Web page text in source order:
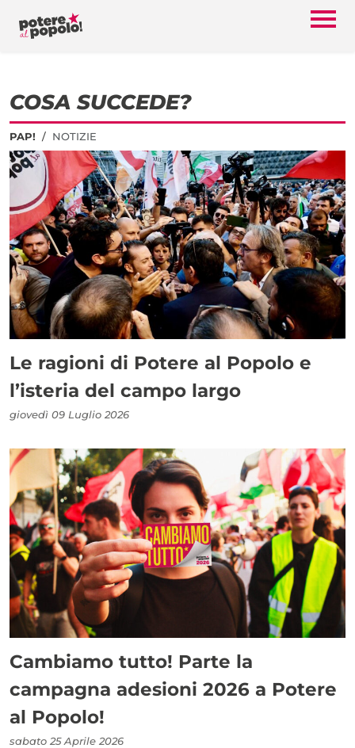
COSA SUCCEDE?
PAP! NOTIZIE
Le ragioni di Potere al Popolo e
l’isteria del campo largo
giovedì 09 Luglio 2026
Cambiamo tutto! Parte la
campagna adesioni 2026 a Potere
al Popolo!
sabato 25 Aprile 2026